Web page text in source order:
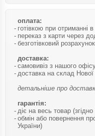
оплата:
готівкою при отриманні в
переказ з карти через
безготівковий розрахунок
доставка:
самовивіз з нашого
доставка на склад
детальніше про
гарантія:
діє на весь товар
обмін або повернення
України)